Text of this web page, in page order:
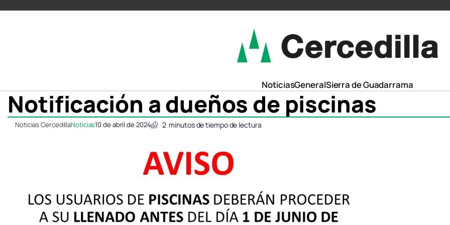
NoticiasGeneralSierra de Guadarrama
Notificación a dueños de piscinas
Noticias CercedillaNoticias10 de abril de 2024 2 minutos de tiempo de lectura